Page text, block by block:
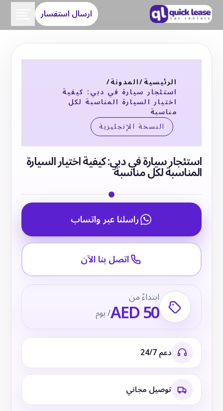
ارسال استفسار
الرئيسية/المدونة/
استئجار سيارة في دبي: كيفية
اختيار السيارة المناسبة لكل
مناسبة
النسخة الإنجليزية
استئجار سيارة في دبي: كيفية اختيار السيارة
المناسبة لكل مناسبة
راسلنا عبر واتساب
اتصل بنا الآن
ابتداءً من
AED 50/ يوم
دعم 24/7
توصيل مجاني